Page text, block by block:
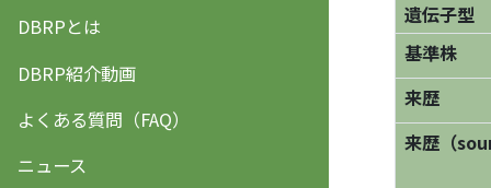
DBRPとは
DBRP紹介動画
よくある質問（FAQ）
ニュース
遺伝子型
基準株
来歴
来歴（